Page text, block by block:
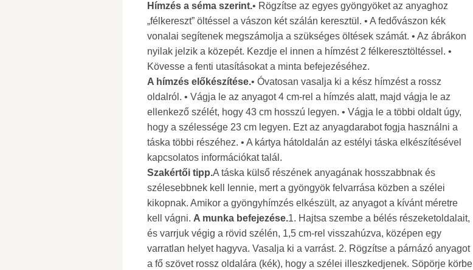
Hímzés a séma szerint.• Rögzítse az egyes gyöngyöket az anyaghoz
„félkereszt” öltéssel a vászon két szálán keresztül. • A fedővászon kék
vonalai segítenek megszámolja a szükséges öltések számát. • Az ábrákon
nyilak jelzik a közepét. Kezdje el innen a hímzést 2 félkeresztöltéssel. •
Kövesse a fenti utasításokat a minta befejezéséhez.
A hímzés előkészítése.• Óvatosan vasalja ki a kész hímzést a rossz
oldalról. • Vágja le az anyagot 4 cm-rel a hímzés alatt, majd vágja le az
ellenkező szélét, hogy 43 cm hosszú legyen. • Vágja le a többi oldalt úgy,
hogy a szélessége 23 cm legyen. Ezt az anyagdarabot fogja használni a
táska többi részéhez. • A kártya hátoldalán az estélyi táska elkészítésével
kapcsolatos információkat talál.
Szakértői tipp.A táska külső részének anyagának hosszabbnak és
szélesebbnek kell lennie, mert a gyöngyök felvarrása közben a szélei
kikopnak. Amikor a gyöngyhímzés elkészült, az anyagot a kívánt méretre
kell vágni. A munka befejezése.1. Hajtsa szembe a bélés részeketoldalait,
és varrjuk végig a rövid szélén, 1,5 cm-rel visszahúzva, középen egy
varratlan helyet hagyva. Vasalja ki a varrást. 2. Rögzítse a párnázó anyagot
a fő szövet rossz oldalára (kék), hogy a szélei illeszkedjenek. Söpörje körbe